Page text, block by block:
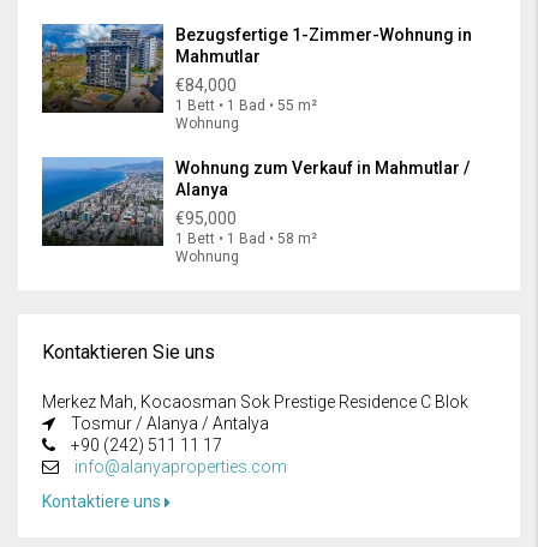
Bezugsfertige 1-Zimmer-Wohnung in
Mahmutlar
€84,000
1 Bett • 1 Bad • 55 m²
Wohnung
Wohnung zum Verkauf in Mahmutlar /
Alanya
€95,000
1 Bett • 1 Bad • 58 m²
Wohnung
Kontaktieren Sie uns
Merkez Mah, Kocaosman Sok Prestige Residence C Blok
Tosmur / Alanya / Antalya
+90 (242) 511 11 17
info@alanyaproperties.com
Kontaktiere uns